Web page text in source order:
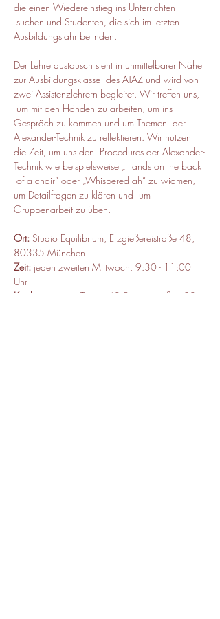
die einen Wiedereinstieg ins Unterrichten
suchen und Studenten, die sich im letzten
Ausbildungsjahr befinden.
Der Lehreraustausch steht in unmittelbarer Nähe
zur Ausbildungsklasse  des ATAZ und wird von
zwei Assistenzlehrern begleitet. Wir treffen uns,
um mit den Händen zu arbeiten, um ins
Gespräch zu kommen und um Themen  der
Alexander-Technik zu reflektieren. Wir nutzen
die Zeit, um uns den  Procedures der Alexander-
Technik wie beispielsweise „Hands on the back
of a chair“ oder „Whispered ah“ zu widmen,
um Detailfragen zu klären und  um
Gruppenarbeit zu üben.
Ort: Studio Equilibrium, Erzgießereistraße 48,
80335 München
Zeit: jeden zweiten Mittwoch, 9:30 - 11:00
Uhr
Kursbeitrag:
pro Termin 40 Euro, ermäßigt 30